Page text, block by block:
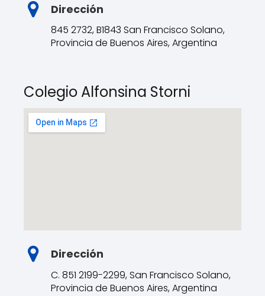
Dirección
845 2732, B1843 San Francisco Solano,
Provincia de Buenos Aires, Argentina
Colegio Alfonsina Storni
Dirección
C. 851 2199-2299, San Francisco Solano,
Provincia de Buenos Aires, Argentina